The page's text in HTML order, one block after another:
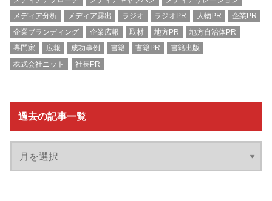
メディア分析
メディア露出 ラジオ ラジオPR 人物PR
企業PR
企業ブランディング
企業広報 取材 地方PR
地方自治体PR
専門家
広報 成功事例 書籍 書籍PR
書籍出版
株式会社ニット
社長PR
過去の記事一覧